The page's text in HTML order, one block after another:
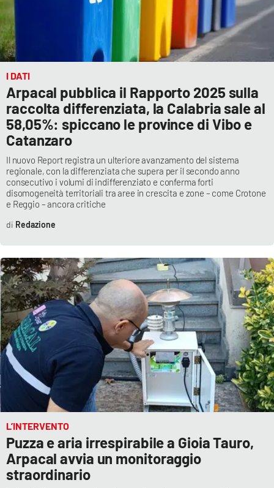
I DATI
Arpacal pubblica il Rapporto 2025 sulla
raccolta differenziata, la Calabria sale al
58,05%: spiccano le province di Vibo e
Catanzaro
Il nuovo Report registra un ulteriore avanzamento del sistema
regionale, con la differenziata che supera per il secondo anno
consecutivo i volumi di indifferenziato e conferma forti
disomogeneità territoriali tra aree in crescita e zone – come Crotone
e Reggio – ancora critiche
Redazione
L’INTERVENTO
Puzza e aria irrespirabile a Gioia Tauro,
Arpacal avvia un monitoraggio
straordinario